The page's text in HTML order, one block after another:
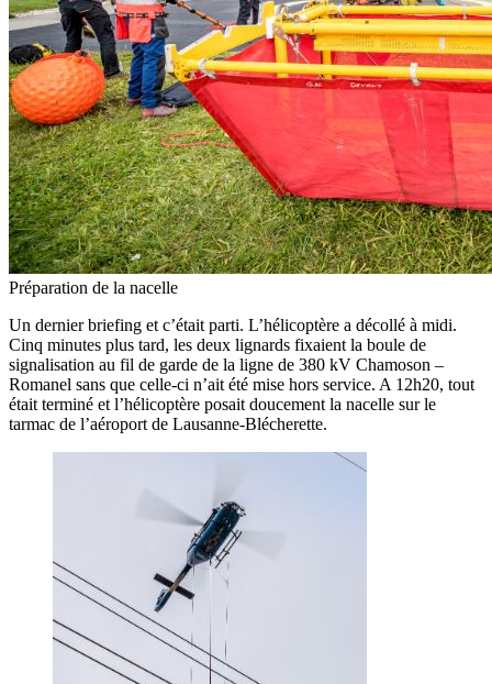
Préparation de la nacelle
Un dernier briefing et c’était parti. L’hélicoptère a décollé à midi.
Cinq minutes plus tard, les deux lignards fixaient la boule de
signalisation au fil de garde de la ligne de 380 kV Chamoson –
Romanel sans que celle-ci n’ait été mise hors service. A 12h20, tout
était terminé et l’hélicoptère posait doucement la nacelle sur le
tarmac de l’aéroport de Lausanne-Blécherette.